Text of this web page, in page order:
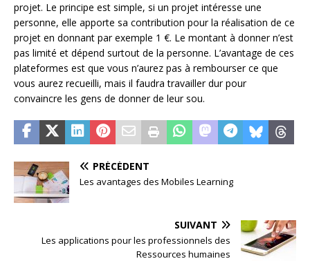
projet. Le principe est simple, si un projet intéresse une
personne, elle apporte sa contribution pour la réalisation de ce
projet en donnant par exemple 1 €. Le montant à donner n’est
pas limité et dépend surtout de la personne. L’avantage de ces
plateformes est que vous n’aurez pas à rembourser ce que
vous aurez recueilli, mais il faudra travailler dur pour
convaincre les gens de donner de leur sou.
PRÉCÉDENT
Les avantages des Mobiles Learning
SUIVANT
Les applications pour les professionnels des
Ressources humaines